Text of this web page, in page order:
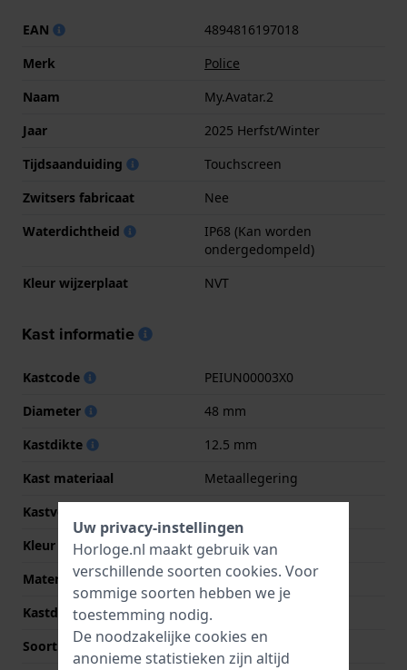
EAN
4894816197018
Merk
Police
Naam
My.Avatar.2
Jaar
2025 Herfst/Winter
Tijdsaanduiding
Touchscreen
Zwitsers fabricaat
Nee
Waterdichtheid
IP68 (Kan worden
ondergedompeld)
Kleur wijzerplaat
NVT
Kast informatie
Kastcode
PEIUN00003X0
Diameter
48 mm
Kastdikte
12.5 mm
Kast materiaal
Metaallegering
Kastvorm
Kleur kast
Zilver
Materiaal kastdeksel
Kunsthars
Kastdeksel
Hartslagmeter
Soort glas
Mineraal
Uw privacy-instellingen
Horloge.nl maakt gebruik van
verschillende soorten cookies. Voor
sommige soorten hebben we je
toestemming nodig.
De noodzakelijke cookies en
anonieme statistieken zijn altijd